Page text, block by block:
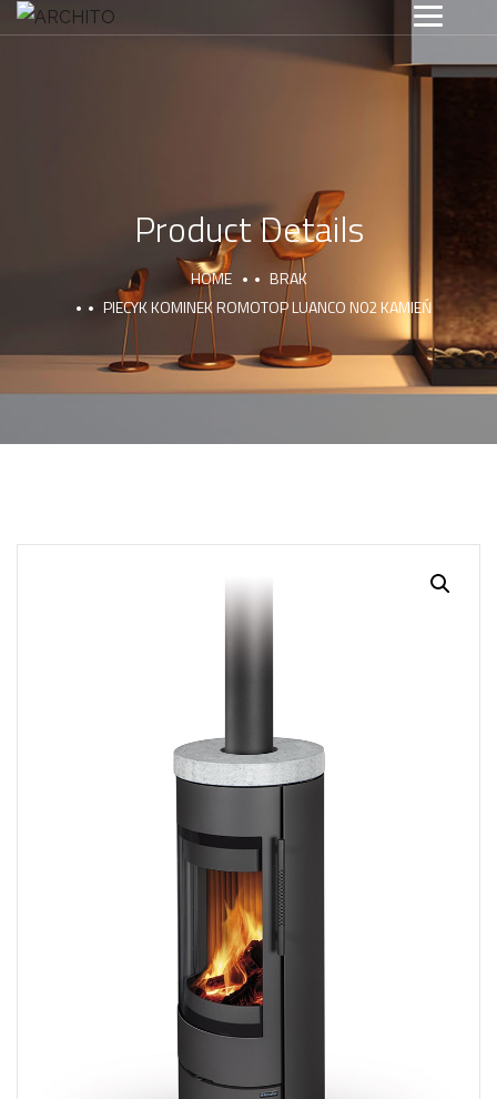
Product Details
HOME
BRAK
PIECYK KOMINEK ROMOTOP LUANCO N02 KAMIEŃ